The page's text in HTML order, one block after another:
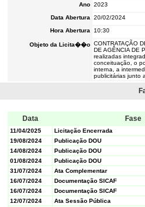
Ano 2023
Data Abertura
20/02/2024
Hora Abertura
10:30
Objeto da Licita��o CONTRATAÇÃO
DE AGÊNCIA DE
realizadas
conceituação, o
interna, a
publicitárias junto
Data Fase
11/04/2025
Licitação Encerrada
19/08/2024
Publicação DOU
14/08/2024
Publicação DOU
01/08/2024
Publicação DOU
31/07/2024
Ata Complementar
16/07/2024
Documentação SICAF
16/07/2024
Documentação SICAF
12/07/2024
Ata Sessão Pública